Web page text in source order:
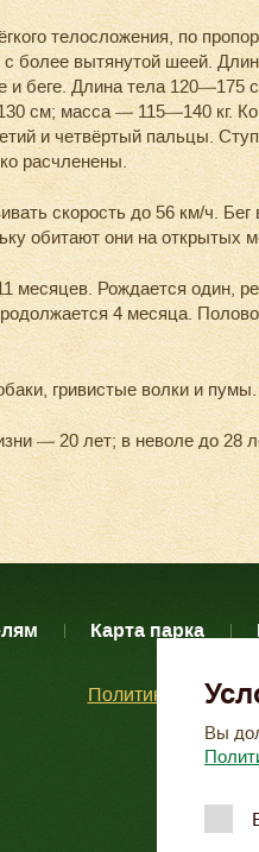
телосложения, по
с более вытянутой шеей.
и беге. Длина тела 120—175
см; масса — 115—140 кг.
и четвёртый пальцы.
расчленены.
скорость до 56 км/ч.
обитают они на открытых
месяцев. Рождается один,
4 месяца.
гривистые волки и пумы.
— 20 лет; в неволе до 28
Карта парка
Политика
Вы